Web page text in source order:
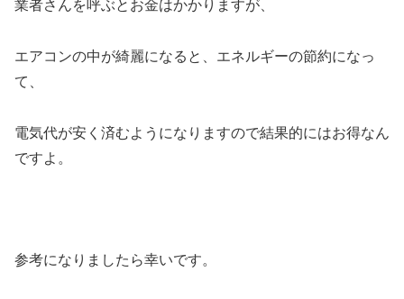
業者さんを呼ぶとお金はかかりますが、
エアコンの中が綺麗になると、エネルギーの節約になっ
て、
電気代が安く済むようになりますので結果的にはお得なん
ですよ。
参考になりましたら幸いです。